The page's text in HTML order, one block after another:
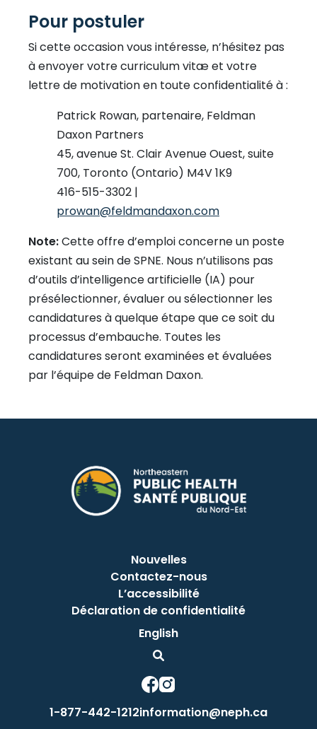
Pour postuler
Si cette occasion vous intéresse, n’hésitez pas
à envoyer votre curriculum vitæ et votre
lettre de motivation en toute confidentialité à :
Patrick Rowan, partenaire, Feldman
Daxon Partners
45, avenue St. Clair Avenue Ouest, suite
700, Toronto (Ontario) M4V 1K9
416-515-3302 |
prowan@feldmandaxon.com
Note:Cette offre d’emploi concerne un poste
existant au sein de SPNE. Nous n’utilisons pas
d’outils d’intelligence artificielle (IA) pour
présélectionner, évaluer ou sélectionner les
candidatures à quelque étape que ce soit du
processus d’embauche. Toutes les
candidatures seront examinées et évaluées
par l’équipe de Feldman Daxon.
Nouvelles
Contactez-nous
L’accessibilité
Déclaration de confidentialité
English
This link opens in a new window
This link opens in a new window
1-877-442-1212information@neph.ca